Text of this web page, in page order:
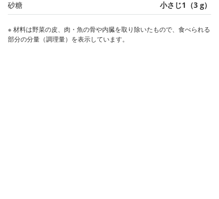
砂糖 小さじ1（3 g）
※ 材料は野菜の皮、肉・魚の骨や内臓を取り除いたもので、食べられる
部分の分量（調理量）を表示しています。